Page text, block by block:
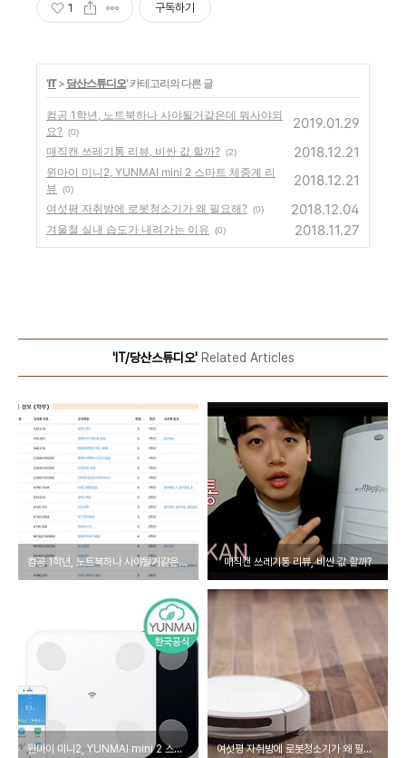
1 구독하기
'IT> 당산스튜디오' 카테고리의 다른 글
컴공 1학년, 노트북하나 사야될거같은데 뭐사야되
요? (0)
2019.01.29
매직캔 쓰레기통 리뷰, 비싼 값 할까? (2) 2018.12.21
윈마이 미니2, YUNMAI mini 2 스마트 체중계 리
뷰
(0)
2018.12.21
여섯평 자취방에 로봇청소기가 왜 필요해? (0) 2018.12.04
겨울철 실내 습도가 내려가는 이유 (0) 2018.11.27
'IT/당산스튜디오'Related Articles
컴공 1학년, 노트북하나 사야될거같은데 뭐사야되요? 매직캔 쓰레기통 리뷰, 비싼 값 할까?
윈마이 미니2, YUNMAI mini 2 스마트 체중계 리뷰 여섯평 자취방에 로봇청소기가 왜 필요해?